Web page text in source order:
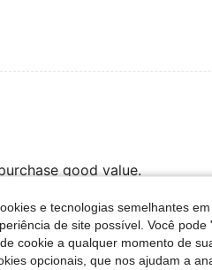
good value.
e tecnologias semelhantes
de site possível. Você
cookie a qualquer momento de
opcionais, que nos ajudam a